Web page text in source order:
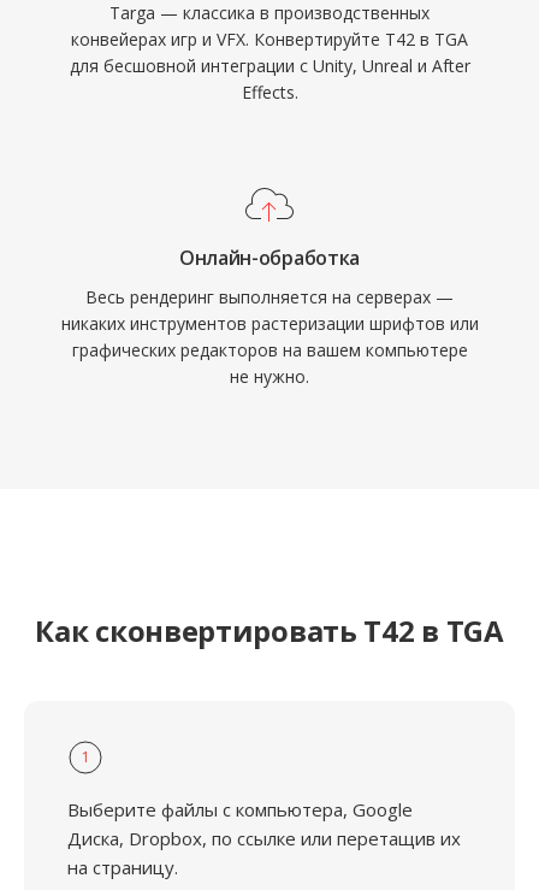
Targa — классика в производственных
конвейерах игр и VFX. Конвертируйте T42 в TGA
для бесшовной интеграции с Unity, Unreal и After
Effects.
Онлайн-обработка
Весь рендеринг выполняется на серверах —
никаких инструментов растеризации шрифтов или
графических редакторов на вашем компьютере
не нужно.
Как сконвертировать T42 в TGA
1
Выберите файлы с компьютера, Google
Диска, Dropbox, по ссылке или перетащив их
на страницу.